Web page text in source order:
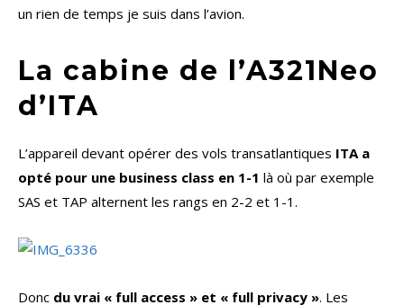
un rien de temps je suis dans l’avion.
La cabine de l’A321Neo
d’ITA
L’appareil devant opérer des vols transatlantiques ITA a
opté pour une business class en 1-1 là où par exemple
SAS et TAP alternent les rangs en 2-2 et 1-1.
Donc du vrai « full access » et « full privacy ». Les